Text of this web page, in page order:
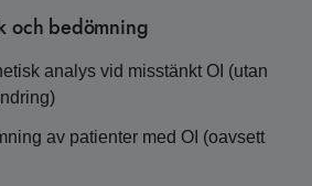
och bedömning
analys vid misstänkt OI (utan
av patienter med OI (oavsett